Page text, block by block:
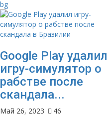
Google Play удалил
игру-симулятор о
рабстве после
скандала...
Май 26, 2023 46